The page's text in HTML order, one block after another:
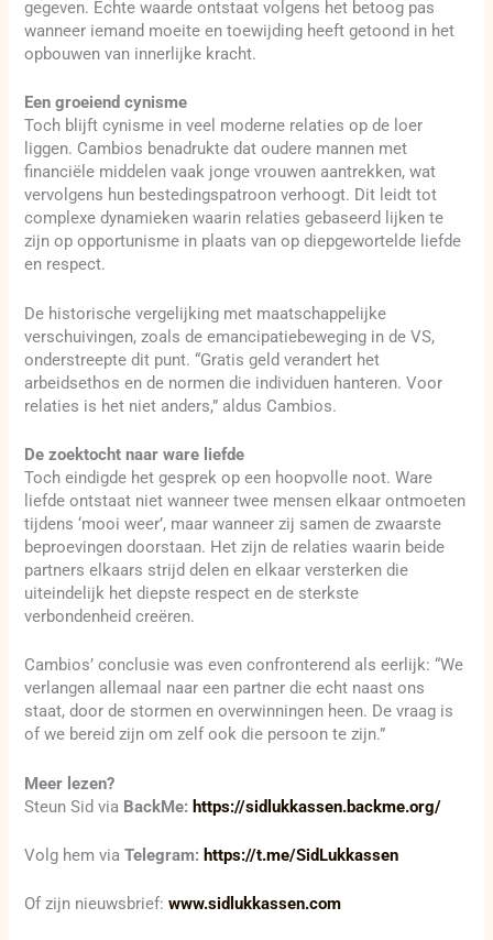
gegeven. Echte waarde ontstaat volgens het betoog pas
wanneer iemand moeite en toewijding heeft getoond in het
opbouwen van innerlijke kracht.
Een groeiend cynisme
Toch blijft cynisme in veel moderne relaties op de loer
liggen. Cambios benadrukte dat oudere mannen met
financiële middelen vaak jonge vrouwen aantrekken, wat
vervolgens hun bestedingspatroon verhoogt. Dit leidt tot
complexe dynamieken waarin relaties gebaseerd lijken te
zijn op opportunisme in plaats van op diepgewortelde liefde
en respect.
De historische vergelijking met maatschappelijke
verschuivingen, zoals de emancipatiebeweging in de VS,
onderstreepte dit punt. “Gratis geld verandert het
arbeidsethos en de normen die individuen hanteren. Voor
relaties is het niet anders,” aldus Cambios.
De zoektocht naar ware liefde
Toch eindigde het gesprek op een hoopvolle noot. Ware
liefde ontstaat niet wanneer twee mensen elkaar ontmoeten
tijdens ‘mooi weer’, maar wanneer zij samen de zwaarste
beproevingen doorstaan. Het zijn de relaties waarin beide
partners elkaars strijd delen en elkaar versterken die
uiteindelijk het diepste respect en de sterkste
verbondenheid creëren.
Cambios’ conclusie was even confronterend als eerlijk: “We
verlangen allemaal naar een partner die echt naast ons
staat, door de stormen en overwinningen heen. De vraag is
of we bereid zijn om zelf ook die persoon te zijn.”
Meer lezen?
Steun Sid via BackMe: https://sidlukkassen.backme.org/
Volg hem viaTelegram: https://t.me/SidLukkassen
Of zijn nieuwsbrief:www.sidlukkassen.com